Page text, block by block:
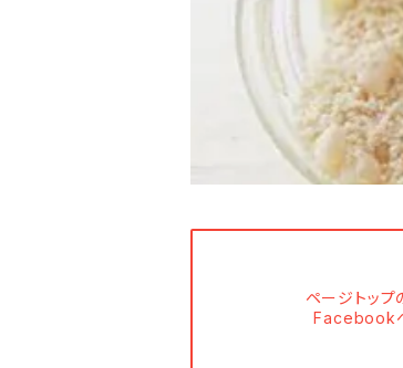
ページトッ
Facebookペ